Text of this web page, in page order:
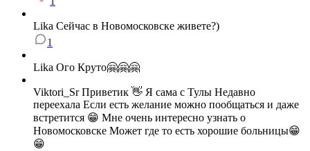
Lika Сейчас в Новомосковске живете?)
1
Lika Ого Круто🤗🤗🤗
Viktori_Sr Приветик 👋 Я сама с Тулы Недавно
переехала Если есть желание можно пообщаться и даже
встретится 😁 Мне очень интересно узнать о
Новомосковске Может где то есть хорошие больницы😁
😁